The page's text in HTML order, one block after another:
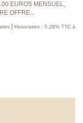
EUROS MENSUEL,
OFFRE...
Honoraires : 5.29% TTC à